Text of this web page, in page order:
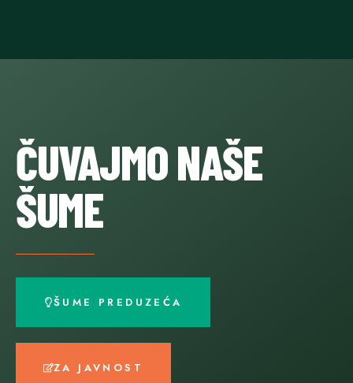
ČUVAJMO NAŠE
ŠUME
ŠUME PREDUZEĆA
ZA JAVNOST